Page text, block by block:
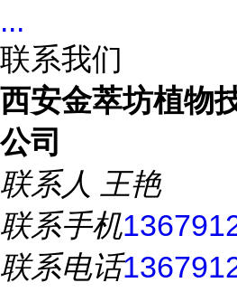
...
联系我们
西安金萃坊植物
公司
联系人 王艳
联系手机
联系电话